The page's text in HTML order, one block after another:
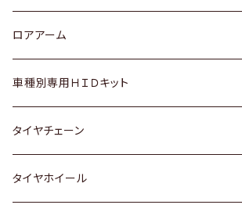
ダイハツ
マツダ
三菱
スバル
日産
ダイハツ
マツダ
三菱
スズキ
日産
いすゞ
ダイハツ
ホンダ
スズキ
日産
ダイハツ
トヨタ
ホンダ
スズキ
日産
ロアアーム
ホンダ
スズキ
日産
車種別専用ＨＩＤキット
トヨタ
マツダ
タイヤチェーン
タイヤホイール